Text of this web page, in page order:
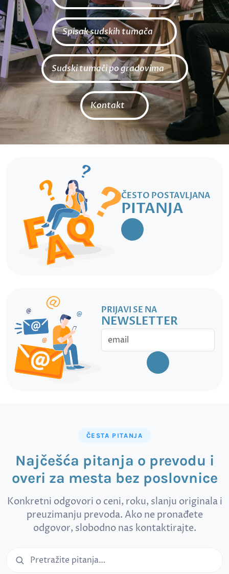
Spisak sudskih tumača
Sudski tumači po gradovima
Kontakt
ČESTO POSTAVLJANA
PITANJA
PRIJAVI SE NA
NEWSLETTER
ČESTA PITANJA
Najčešća pitanja o prevodu i
overi za mesta bez poslovnice
Konkretni odgovori o ceni, roku, slanju originala i
preuzimanju prevoda. Ako ne pronađete
odgovor, slobodno nas kontaktirajte.